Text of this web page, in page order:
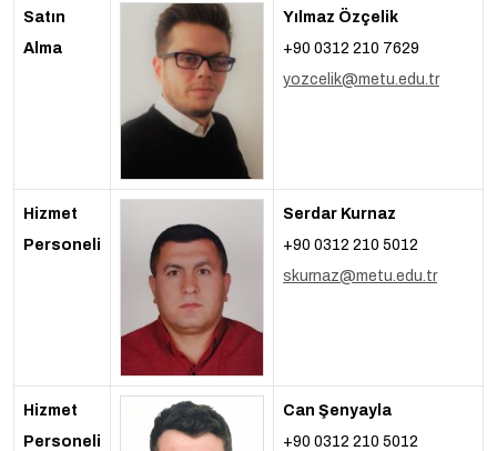
Satın
Alma
Yılmaz Özçelik
+90 0312 210 7629
yozcelik@metu.edu.tr
Hizmet
Personeli
Serdar Kurnaz
+90 0312 210 5012
skurnaz@metu.edu.tr
Hizmet
Personeli
Can Şenyayla
+90 0312 210 5012